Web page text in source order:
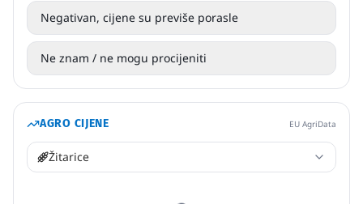
Negativan, cijene su previše porasle
Ne znam / ne mogu procijeniti
AGRO CIJENE EU AgriData
Žitarice